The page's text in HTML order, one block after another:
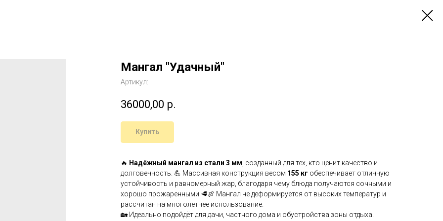
Мангал "Удачный"
Артикул:
36000,00 р.
Купить
🔥 Надёжный мангал из стали 3 мм , созданный для тех, кто ценит качество и
долговечность. 💪 Массивная конструкция весом 155 кг обеспечивает отличную
устойчивость и равномерный жар, благодаря чему блюда получаются сочными и
хорошо прожаренными 🥩🍖 Мангал не деформируется от высоких температур и
рассчитан на многолетнее использование.
🏡 Идеально подойдёт для дачи, частного дома и обустройства зоны отдыха.